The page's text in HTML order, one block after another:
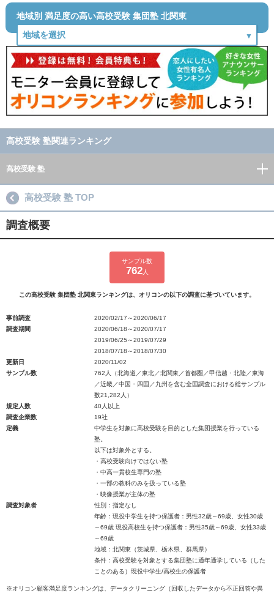
地域別 満足度の高い高校受験 集団塾 北関東
高校受験 塾関連ランキング
高校受験 塾
高校受験 塾 TOP
調査概要
サンプル数
762人
この高校受験 集団塾 北関東ランキングは、オリコンの以下の調査に基づいています。
事前調査
2020/02/17～2020/06/17
調査期間
2020/06/18～2020/07/17
2019/06/25～2019/07/29
2018/07/18～2018/07/30
更新日
2020/11/02
サンプル数
762人（北海道／東北／北関東／首都圏／甲信越・北陸／東海
／近畿／中国・四国／九州を含む全国調査における総サンプル
数21,282人）
規定人数
40人以上
調査企業数
19社
定義
中学生を対象に高校受験を目的とした集団授業を行っている
塾。
以下は対象外とする。
・高校受験向けではない塾
・中高一貫校生専門の塾
・一部の教科のみを扱っている塾
・映像授業が主体の塾
調査対象者
性別：指定なし
年齢：現役中学生を持つ保護者：男性32歳～69歳、女性30歳
～69歳 現役高校生を持つ保護者：男性35歳～69歳、女性33歳
～69歳
地域：北関東（茨城県、栃木県、群馬県）
条件：高校受験を対象とする集団塾に通年通学している（した
ことのある）現役中学生/高校生の保護者
※オリコン顧客満足度ランキングは、データクリーニング（回収したデータから不正回答や異